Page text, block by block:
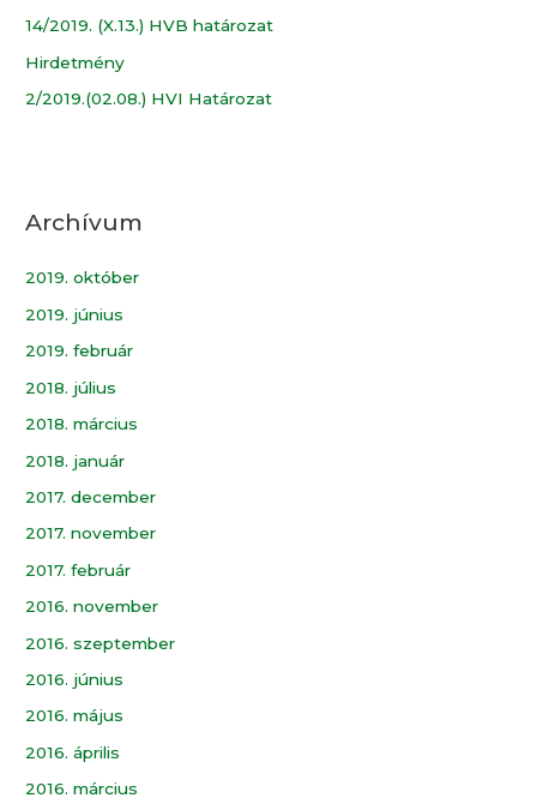
14/2019. (X.13.) HVB határozat
Hirdetmény
2/2019.(02.08.) HVI Határozat
Archívum
2019. október
2019. június
2019. február
2018. július
2018. március
2018. január
2017. december
2017. november
2017. február
2016. november
2016. szeptember
2016. június
2016. május
2016. április
2016. március